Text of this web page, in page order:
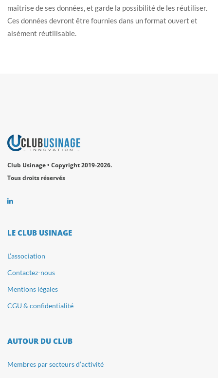
maîtrise de ses données, et garde la possibilité de les réutiliser.
Ces données devront être fournies dans un format ouvert et
aisément réutilisable.
Club Usinage • Copyright 2019-2026.
Tous droits réservés
LE CLUB USINAGE
L’association
Contactez-nous
Mentions légales
CGU & confidentialité
AUTOUR DU CLUB
Membres par secteurs d’activité